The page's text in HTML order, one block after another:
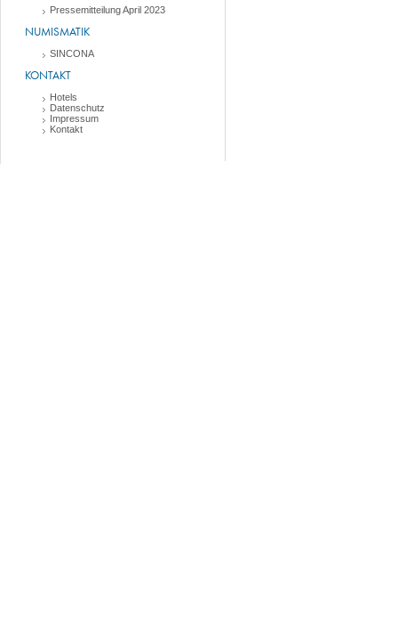
Pressemitteilung April 2023
NUMISMATIK
SINCONA
KONTAKT
Hotels
Datenschutz
Impressum
Kontakt